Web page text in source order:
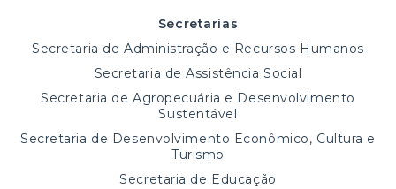
Secretarias
Secretaria de Administração e Recursos Humanos
Secretaria de Assistência Social
Secretaria de Agropecuária e Desenvolvimento
Sustentável
Secretaria de Desenvolvimento Econômico, Cultura e
Turismo
Secretaria de Educação